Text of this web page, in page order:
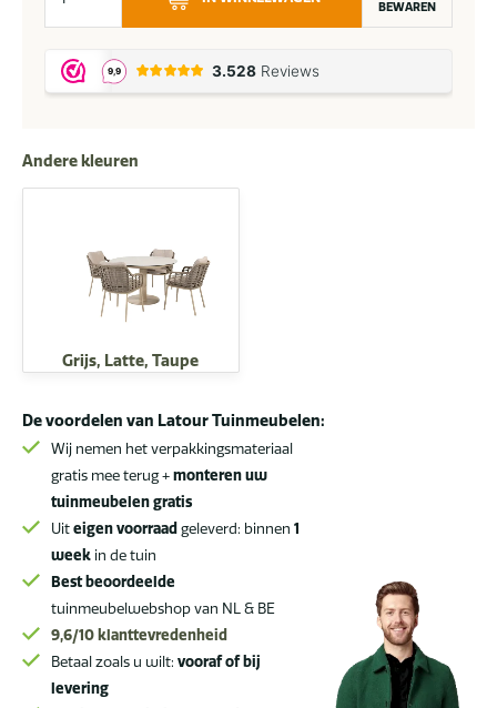
4
Seasons
Puglia
met
Sarah
geprint
keramisch
BEWAREN
Andere kleuren
Grijs, Latte, Taupe
De voordelen van Latour Tuinmeubelen:
Wij nemen het verpakkingsmateriaal
gratis mee terug +monteren uw
tuinmeubelen gratis
Uiteigen voorraad geleverd: binnen 1
week in de tuin
Best beoordeelde
tuinmeubelwebshop van NL & BE
9,6/10 klanttevredenheid
Betaal zoals u wilt: vooraf of bij
levering